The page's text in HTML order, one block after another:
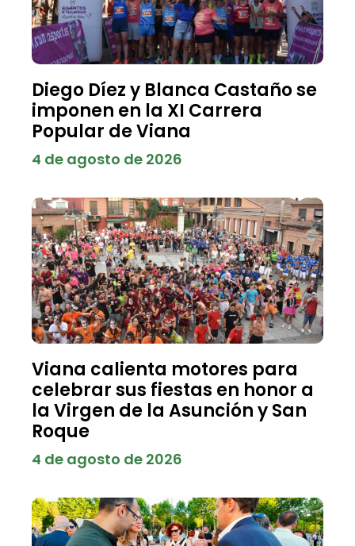
Diego Díez y Blanca Castaño se
imponen en la XI Carrera
Popular de Viana
4 de agosto de 2026
Viana calienta motores para
celebrar sus fiestas en honor a
la Virgen de la Asunción y San
Roque
4 de agosto de 2026